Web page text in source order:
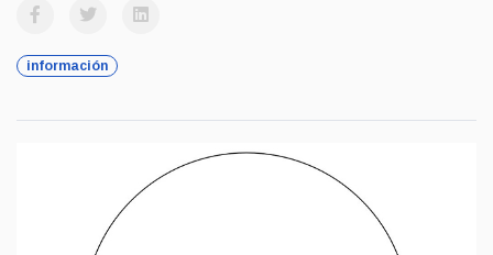
información